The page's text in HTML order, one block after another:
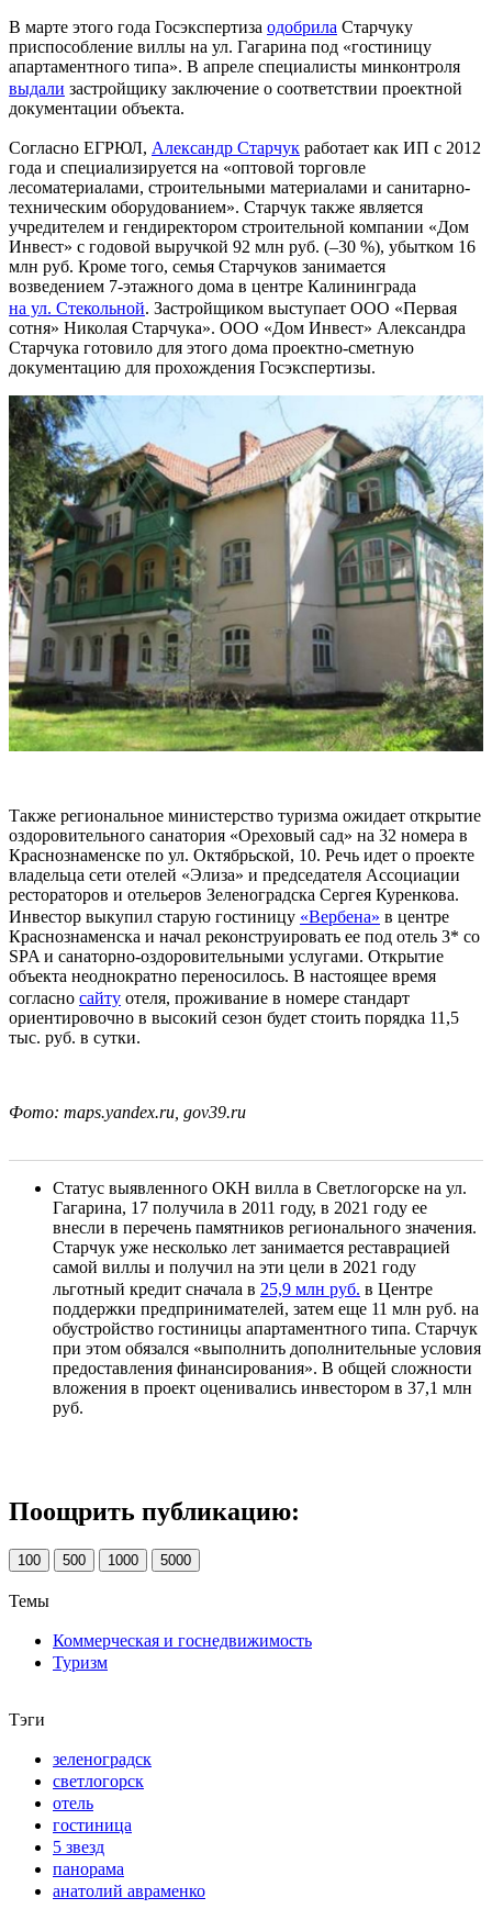
В марте этого года Госэкспертиза одобрила Старчуку
приспособление виллы на ул. Гагарина под «гостиницу
апартаментного типа». В апреле специалисты минконтроля
выдали застройщику заключение о соответствии проектной
документации объекта.
Согласно ЕГРЮЛ, Александр Старчук работает как ИП с 2012
года и специализируется на «оптовой торговле
лесоматериалами, строительными материалами и санитарно-
техническим оборудованием». Старчук также является
учредителем и гендиректором строительной компании «Дом
Инвест» с годовой выручкой 92 млн руб. (–30 %), убытком 16
млн руб. Кроме того, семья Старчуков занимается
возведением 7-этажного дома в центре Калининграда
на ул. Стекольной. Застройщиком выступает ООО «Первая
сотня» Николая Старчука». ООО «Дом Инвест» Александра
Старчука готовило для этого дома проектно-сметную
документацию для прохождения Госэкспертизы.
Также региональное министерство туризма ожидает открытие
оздоровительного санатория «Ореховый сад» на 32 номера в
Краснознаменске по ул. Октябрьской, 10. Речь идет о проекте
владельца сети отелей «Элиза» и председателя Ассоциации
рестораторов и отельеров Зеленоградска Сергея Куренкова.
Инвестор выкупил старую гостиницу «Вербена» в центре
Краснознаменска и начал реконструировать ее под отель 3* со
SPA и санаторно-оздоровительными услугами. Открытие
объекта неоднократно переносилось. В настоящее время
согласно сайту отеля, проживание в номере стандарт
ориентировочно в высокий сезон будет стоить порядка 11,5
тыс. руб. в сутки.
Фото: maps.yandex.ru, gov39.ru
Статус выявленного ОКН вилла в Светлогорске на ул.
Гагарина, 17 получила в 2011 году, в 2021 году ее
внесли в перечень памятников регионального значения.
Старчук уже несколько лет занимается реставрацией
самой виллы и получил на эти цели в 2021 году
льготный кредит сначала в 25,9 млн руб. в Центре
поддержки предпринимателей, затем еще 11 млн руб. на
обустройство гостиницы апартаментного типа. Старчук
при этом обязался «выполнить дополнительные условия
предоставления финансирования». В общей сложности
вложения в проект оценивались инвестором в 37,1 млн
руб.
Поощрить публикацию:
100 500 1000 5000
Темы
Коммерческая и госнедвижимость
Туризм
Тэги
зеленоградск
светлогорск
отель
гостиница
5 звезд
панорама
анатолий авраменко